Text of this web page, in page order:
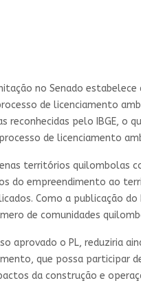
no Senado
de licenciamento
reconhecidas pelo IBGE, o
de licenciamento
territórios quilombolas
do empreendimento ao
Como a publicação
de comunidades
aprovado o PL, reduziria
que possa participar
da construção e